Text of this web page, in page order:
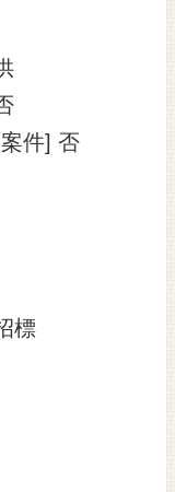
件] 否
標